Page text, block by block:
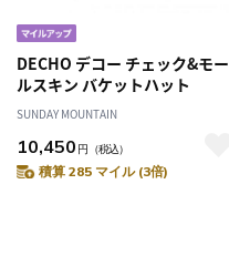
DECHO デコー チェック&モー
ルスキン バケットハット
SUNDAY MOUNTAIN
10,450 円 （税込）
積算 285 マイル (3倍)